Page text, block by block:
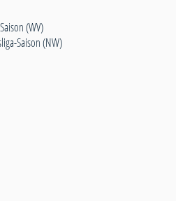
(WV)
Saison (NW)